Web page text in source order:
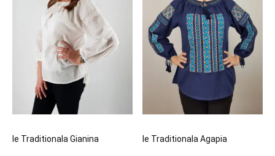
Ie Traditionala Gianina Ie Traditionala Agapia